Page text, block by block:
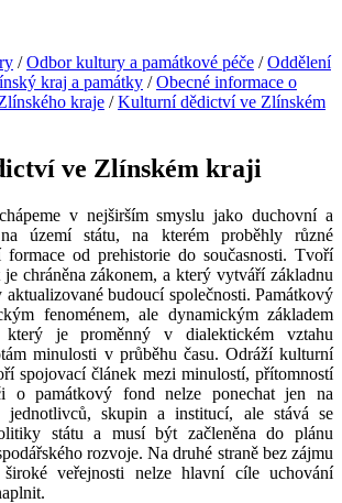
/Odbor kultury a památkové péče /Oddělení
kraj a památky /Obecné informace o
kraje /Kulturní dědictví ve Zlínském
ve Zlínském kraji
v nejširším smyslu jako duchovní a
území státu, na kterém proběhly různé
od prehistorie do současnosti. Tvoří
chráněna zákonem, a který vytváří základnu
budoucí společnosti. Památkový
fenoménem, ale dynamickým základem
který je proměnný v dialektickém vztahu
minulosti v průběhu času. Odráží kulturní
spojovací článek mezi minulostí, přítomností
o památkový fond nelze ponechat jen na
jednotlivců, skupin a institucí, ale stává se
státu a musí být začleněna do plánu
rozvoje. Na druhé straně bez zájmu
veřejnosti nelze hlavní cíle uchování